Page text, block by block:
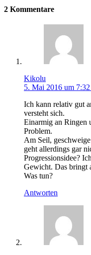
2 Kommentare
Kikolu
5. Mai 2016 um
Ich kann relativ gut
versteht sich.
Einarmig an Ringen
Problem.
Am Seil,
geht allerdings gar
Progressionsidee?
Gewicht. Das bringt
Was tun?
Antworten